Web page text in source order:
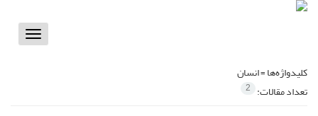
Toggle
کلیدواژه‌ها =انسان
تعداد مقالات: 2